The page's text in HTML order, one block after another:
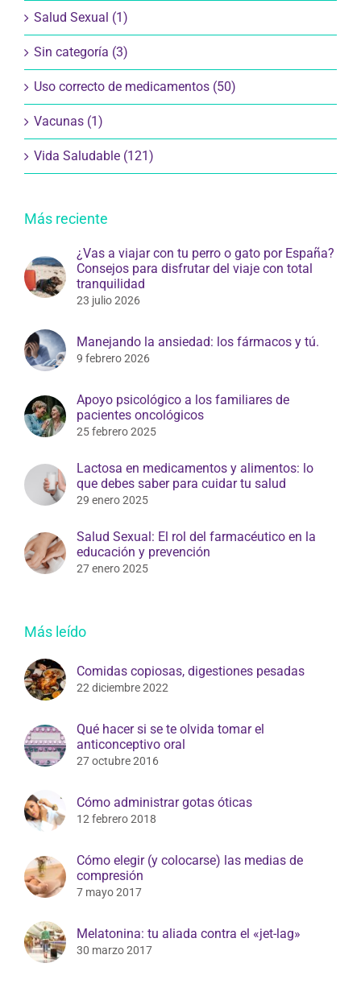
Salud Sexual (1)
Sin categoría (3)
Uso correcto de medicamentos (50)
Vacunas (1)
Vida Saludable (121)
Más reciente
¿Vas a viajar con tu perro o gato por España?
Consejos para disfrutar del viaje con total
tranquilidad
23 julio 2026
Manejando la ansiedad: los fármacos y tú.
9 febrero 2026
Apoyo psicológico a los familiares de
pacientes oncológicos
25 febrero 2025
Lactosa en medicamentos y alimentos: lo
que debes saber para cuidar tu salud
29 enero 2025
Salud Sexual: El rol del farmacéutico en la
educación y prevención
27 enero 2025
Más leído
Comidas copiosas, digestiones pesadas
22 diciembre 2022
Qué hacer si se te olvida tomar el
anticonceptivo oral
27 octubre 2016
Cómo administrar gotas óticas
12 febrero 2018
Cómo elegir (y colocarse) las medias de
compresión
7 mayo 2017
Melatonina: tu aliada contra el «jet-lag»
30 marzo 2017